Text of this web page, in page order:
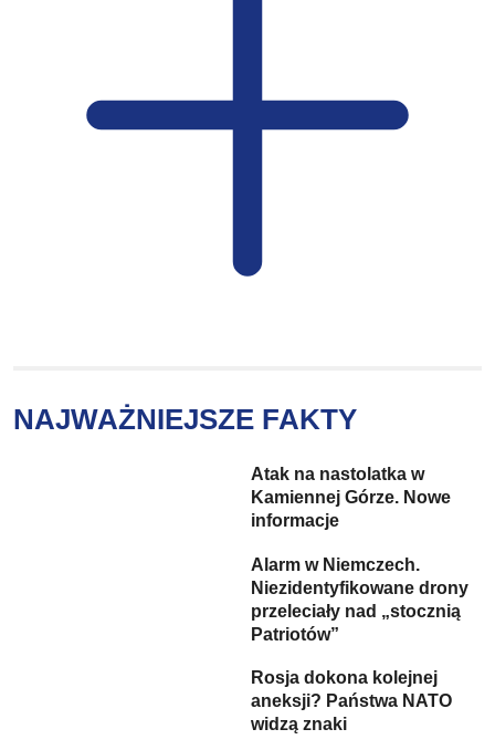
NAJWAŻNIEJSZE FAKTY
Atak na nastolatka w
Kamiennej Górze. Nowe
informacje
Alarm w Niemczech.
Niezidentyfikowane drony
przeleciały nad „stocznią
Patriotów”
Rosja dokona kolejnej
aneksji? Państwa NATO
widzą znaki